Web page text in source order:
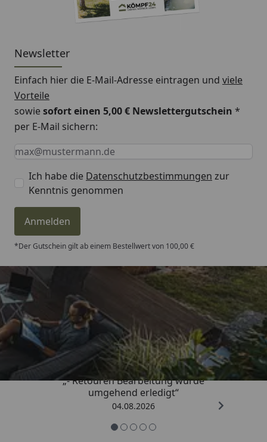
Newsletter
Einfach hier die E-Mail-Adresse eintragen und viele
Vorteile
sowiesofort einen 5,00 € Newslettergutschein *
per E-Mail sichern:
Keine Eingabe erforderlich
Eingabe erforderlich
E-Mail *
Ich habe die Datenschutzbestimmungen zur
Kenntnis genommen
Anmelden
*Der Gutschein gilt ab einem Bestellwert von 100,00 €
Trusted Shops
4,81/ 5
„- Retouren Bearbeitung wurde
umgehend erledigt“
04.08.2026